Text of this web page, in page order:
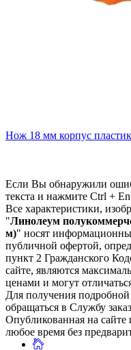
Нож 18 мм корпус
Если Вы обнаружили
текста и нажмите Ctrl +
Все характеристики,
"Линолеум
м)" носят
публичной офертой,
пункт 2 Гражданского
сайте, являются
ценами и могут
Для получения
обращаться в Службу
Опубликованная на
любое время без